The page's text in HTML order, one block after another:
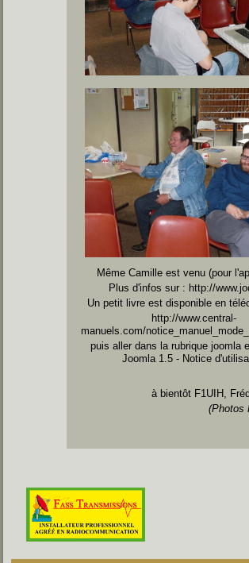
Même Camille est venu (pour
Plus d'infos sur : http://
Un petit livre est disponible en
http://www.central-
manuels.com/
puis aller dans la rubrique joomla
Joomla 1.5 - Notice
à bientôt F1UIH,
(Photos